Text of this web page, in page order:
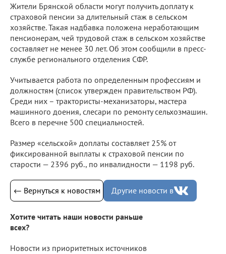
Жители Брянской области могут получить доплату к
страховой пенсии за длительный стаж в сельском
хозяйстве. Такая надбавка положена неработающим
пенсионерам, чей трудовой стаж в сельском хозяйстве
составляет не менее 30 лет. Об этом сообщили в пресс-
службе регионального отделения СФР.
Учитывается работа по определенным профессиям и
должностям (список утвержден правительством РФ).
Среди них – трактористы-механизаторы, мастера
машинного доения, слесари по ремонту сельхозмашин.
Всего в перечне 500 специальностей.
Размер «сельской» доплаты составляет 25% от
фиксированной выплаты к страховой пенсии по
старости — 2396 руб., по инвалидности — 1198 руб.
← Вернуться к новостям Другие новости в
Хотите читать наши новости раньше
всех?
Новости из приоритетных источников